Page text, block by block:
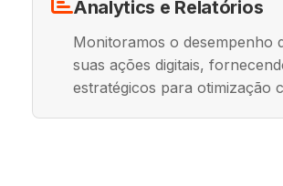
Analytics e Relatórios
Monitoramos o desempenho
suas ações digitais,
estratégicos para otimização